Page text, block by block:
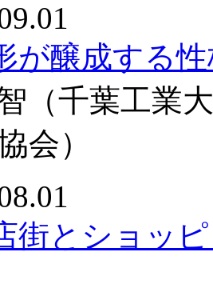
が醸成する
（千葉工業
会）
街とショッ